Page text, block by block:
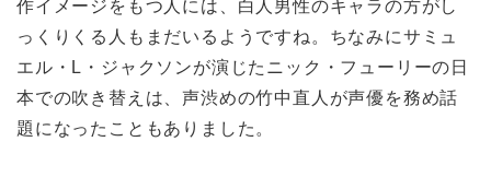
作イメージをもつ人には、白人男性のキャラの方がし
っくりくる人もまだいるようですね。ちなみにサミュ
エル・L・ジャクソンが演じたニック・フューリーの日
本での吹き替えは、声渋めの竹中直人が声優を務め話
題になったこともありました。